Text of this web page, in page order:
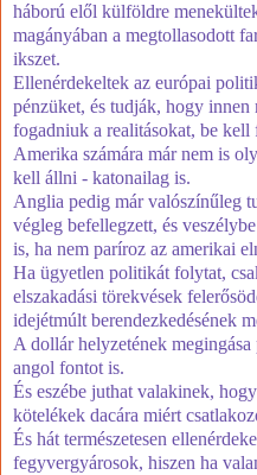
háború elől külföldre
magányában a megtollasodott
ikszet.
Ellenérdekeltek az európai
pénzüket, és tudják, hogy innen
fogadniuk a realitásokat, be kell
Amerika számára már nem is
kell állni - katonailag is.
Anglia pedig már valószínűleg
végleg befellegzett, és
is, ha nem paríroz az amerikai
Ha ügyetlen politikát folytat,
elszakadási törekvések
idejétmúlt berendezkedésének
A dollár helyzetének
angol fontot is.
És eszébe juthat valakinek,
kötelékek dacára miért
És hát természetesen
fegyvergyárosok, hiszen ha